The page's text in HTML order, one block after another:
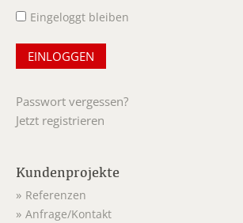
Eingeloggt bleiben
Passwort vergessen?
Jetzt registrieren
Kundenprojekte
Referenzen
Anfrage/Kontakt